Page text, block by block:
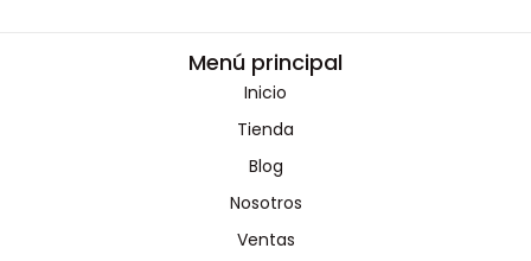
Menú principal
Inicio
Tienda
Blog
Nosotros
Ventas